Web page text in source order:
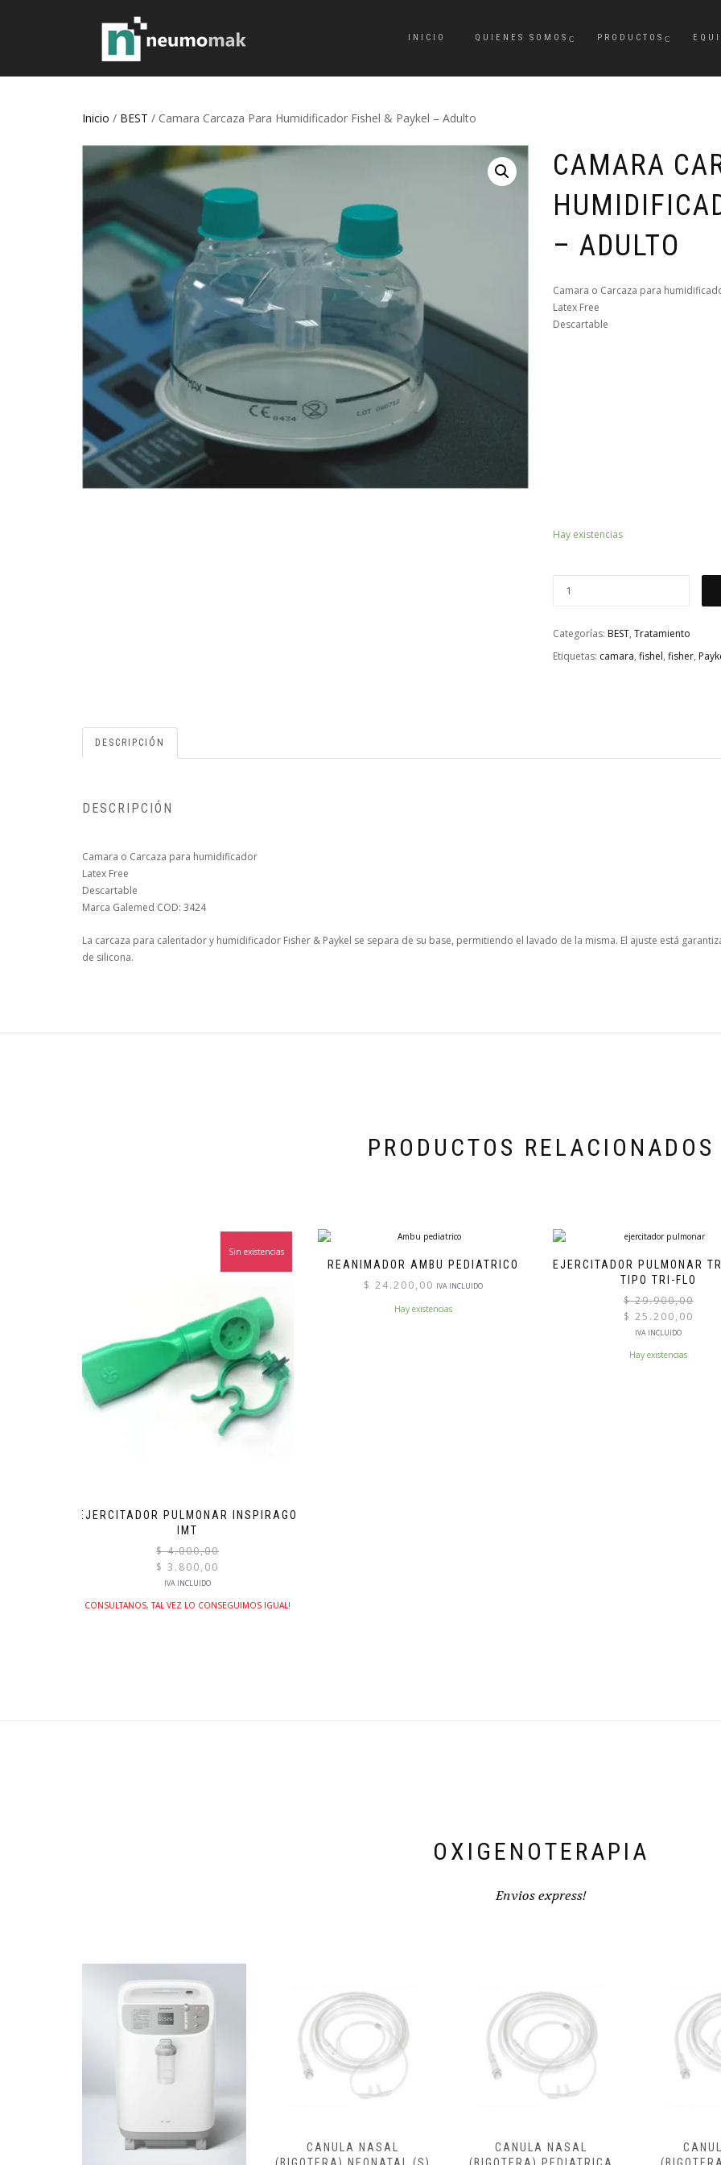
INICIO QUIENES SOMOS PRODUCTOS
Inicio / BEST / Camara Carcaza Para Humidificador Fishel & Paykel – Adulto
CAMARA
– ADULTO
Camara o Carcaza para
Latex Free
Descartable
Hay existencias
Categorías: BEST, Tratamiento
Etiquetas: camara, fishel, fisher,
DESCRIPCIÓN
DESCRIPCIÓN
Camara o Carcaza para humidificador
Latex Free
Descartable
Marca Galemed COD: 3424
La carcaza para calentador y humidificador Fisher & Paykel se separa de su base, permitiendo el lavado de la misma. El ajuste está
de silicona.
PRODUCTOS RELACIONADOS
EJERCITADOR PULMONAR INSPIRAGO
IMT
¡Oferta!
$4.000,00
$ 3.800,00
El
actual
IVA INCLUIDO
Sin existencias
CONSULTANOS, TAL VEZ LO CONSEGUIMOS IGUAL!
REANIMADOR AMBU PEDIATRICO
$ 24.200,00 IVA INCLUIDO
Hay existencias
EJERCITADOR PULMONAR
TIPO TRI-FLO
$29.900,00
$ 25.200,00
El
actual
IVA INCLUIDO
Hay existencias
OXIGENOTERAPIA
Envios express!
CANULA NASAL
(BIGOTERA) NEONATAL (S)
CANULA NASAL
(BIGOTERA) PEDIATRICA